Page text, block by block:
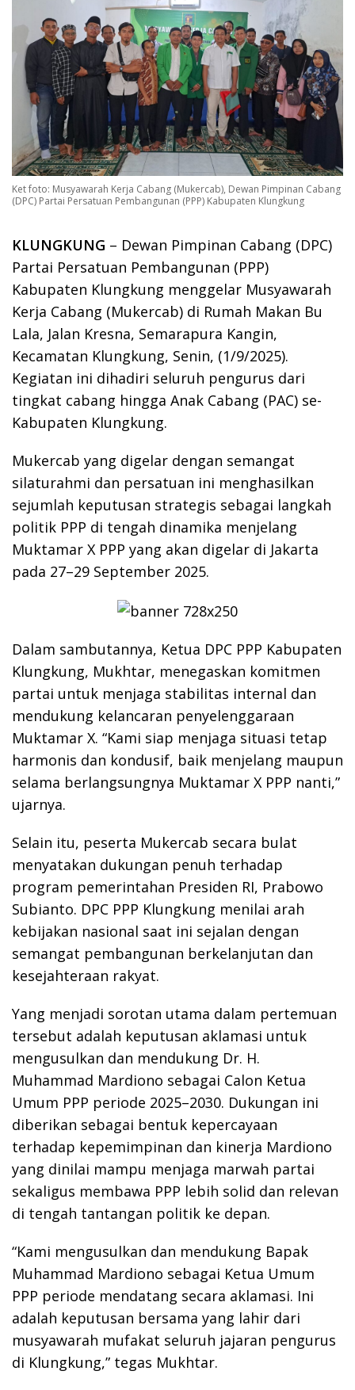
Ket foto: Musyawarah Kerja Cabang (Mukercab), Dewan Pimpinan Cabang
(DPC) Partai Persatuan Pembangunan (PPP) Kabupaten Klungkung
KLUNGKUNG – Dewan Pimpinan Cabang (DPC)
Partai Persatuan Pembangunan (PPP)
Kabupaten Klungkung menggelar Musyawarah
Kerja Cabang (Mukercab) di Rumah Makan Bu
Lala, Jalan Kresna, Semarapura Kangin,
Kecamatan Klungkung, Senin, (1/9/2025).
Kegiatan ini dihadiri seluruh pengurus dari
tingkat cabang hingga Anak Cabang (PAC) se-
Kabupaten Klungkung.
Mukercab yang digelar dengan semangat
silaturahmi dan persatuan ini menghasilkan
sejumlah keputusan strategis sebagai langkah
politik PPP di tengah dinamika menjelang
Muktamar X PPP yang akan digelar di Jakarta
pada 27–29 September 2025.
Dalam sambutannya, Ketua DPC PPP Kabupaten
Klungkung, Mukhtar, menegaskan komitmen
partai untuk menjaga stabilitas internal dan
mendukung kelancaran penyelenggaraan
Muktamar X. “Kami siap menjaga situasi tetap
harmonis dan kondusif, baik menjelang maupun
selama berlangsungnya Muktamar X PPP nanti,”
ujarnya.
Selain itu, peserta Mukercab secara bulat
menyatakan dukungan penuh terhadap
program pemerintahan Presiden RI, Prabowo
Subianto. DPC PPP Klungkung menilai arah
kebijakan nasional saat ini sejalan dengan
semangat pembangunan berkelanjutan dan
kesejahteraan rakyat.
Yang menjadi sorotan utama dalam pertemuan
tersebut adalah keputusan aklamasi untuk
mengusulkan dan mendukung Dr. H.
Muhammad Mardiono sebagai Calon Ketua
Umum PPP periode 2025–2030. Dukungan ini
diberikan sebagai bentuk kepercayaan
terhadap kepemimpinan dan kinerja Mardiono
yang dinilai mampu menjaga marwah partai
sekaligus membawa PPP lebih solid dan relevan
di tengah tantangan politik ke depan.
“Kami mengusulkan dan mendukung Bapak
Muhammad Mardiono sebagai Ketua Umum
PPP periode mendatang secara aklamasi. Ini
adalah keputusan bersama yang lahir dari
musyawarah mufakat seluruh jajaran pengurus
di Klungkung,” tegas Mukhtar.